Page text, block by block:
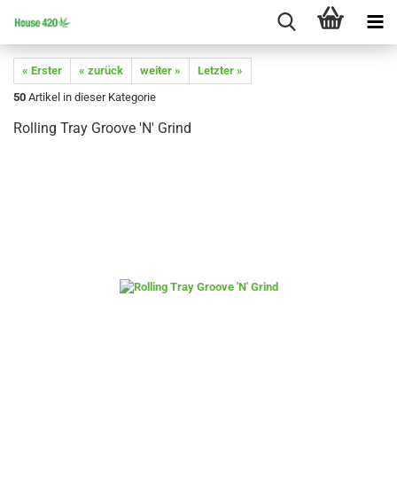
« Erster « zurück weiter »
Letzter »
50 Artikel in dieser Kategorie
Rolling Tray Groove 'N' Grind